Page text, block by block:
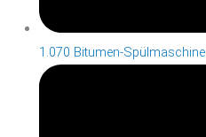
1.070 Bitumen-Spülmaschine